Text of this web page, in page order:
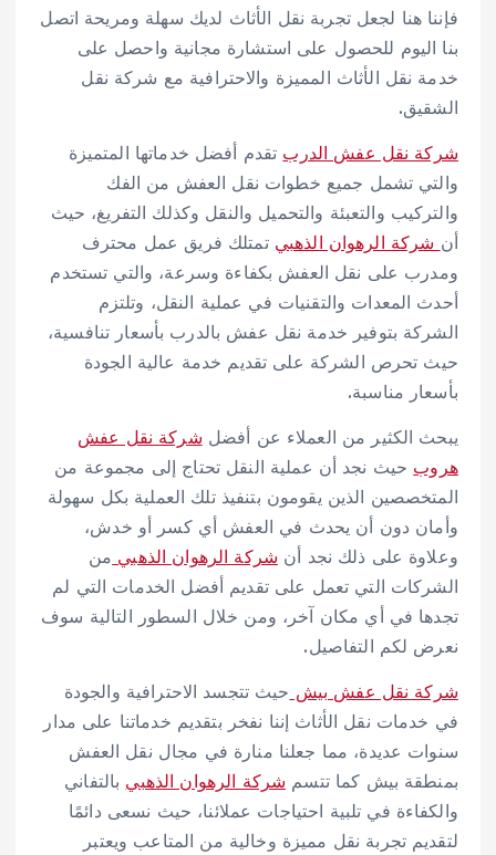
فإننا هنا لجعل تجربة نقل الأثاث لديك سهلة ومريحة اتصل
بنا اليوم للحصول على استشارة مجانية واحصل على
خدمة نقل الأثاث المميزة والاحترافية مع شركة نقل
الشقيق.
شركة نقل عفش الدرب تقدم أفضل خدماتها المتميزة
والتي تشمل جميع خطوات نقل العفش من الفك
والتركيب والتعبئة والتحميل والنقل وكذلك التفريغ، حيث
أن شركة الرهوان الذهبي تمتلك فريق عمل محترف
ومدرب على نقل العفش بكفاءة وسرعة، والتي تستخدم
أحدث المعدات والتقنيات في عملية النقل، وتلتزم
الشركة بتوفير خدمة نقل عفش بالدرب بأسعار تنافسية،
حيث تحرص الشركة على تقديم خدمة عالية الجودة
بأسعار مناسبة.
يبحث الكثير من العملاء عن أفضل شركة نقل عفش
هروب حيث نجد أن عملية النقل تحتاج إلى مجموعة من
المتخصصين الذين يقومون بتنفيذ تلك العملية بكل سهولة
وأمان دون أن يحدث في العفش أي كسر أو خدش،
وعلاوة على ذلك نجد أن شركة الرهوان الذهبي من
الشركات التي تعمل على تقديم أفضل الخدمات التي لم
تجدها في أي مكان آخر، ومن خلال السطور التالية سوف
نعرض لكم التفاصيل.
شركة نقل عفش بيش حيث تتجسد الاحترافية والجودة
في خدمات نقل الأثاث إننا نفخر بتقديم خدماتنا على مدار
سنوات عديدة، مما جعلنا منارة في مجال نقل العفش
بمنطقة بيش كما تتسم شركة الرهوان الذهبي بالتفاني
والكفاءة في تلبية احتياجات عملائنا، حيث نسعى دائمًا
لتقديم تجربة نقل مميزة وخالية من المتاعب ويعتبر